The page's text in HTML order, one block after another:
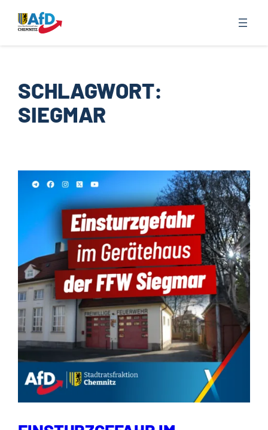
Inhalt
springen
SCHLAGWORT:
SIEGMAR